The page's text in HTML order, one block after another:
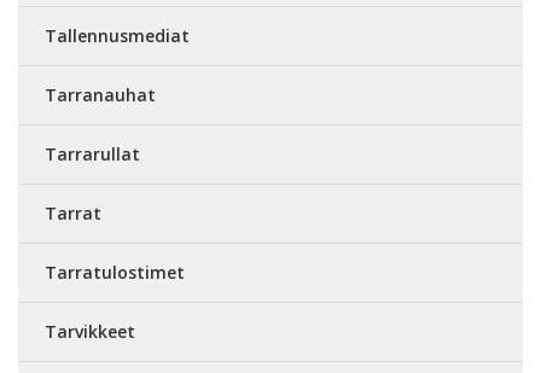
Tallennusmediat
Tarranauhat
Tarrarullat
Tarrat
Tarratulostimet
Tarvikkeet